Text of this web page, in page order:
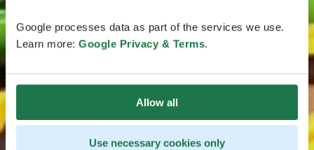
Google processes data as part of the services we use.
Learn more: Google Privacy & Terms.
Allow all
Use necessary cookies only